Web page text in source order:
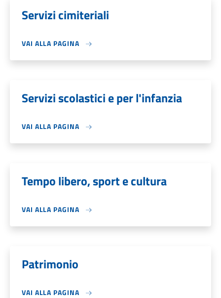
Servizi cimiteriali
VAI ALLA PAGINA
Servizi scolastici e per l'infanzia
VAI ALLA PAGINA
Tempo libero, sport e cultura
VAI ALLA PAGINA
Patrimonio
VAI ALLA PAGINA